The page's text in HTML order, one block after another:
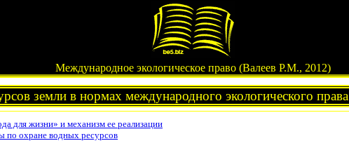
Международное экологическое право (Валеев Р.М., 2012)
земли в нормах международного экологического права
для жизни» и механизм ее реализации
охране водных ресурсов